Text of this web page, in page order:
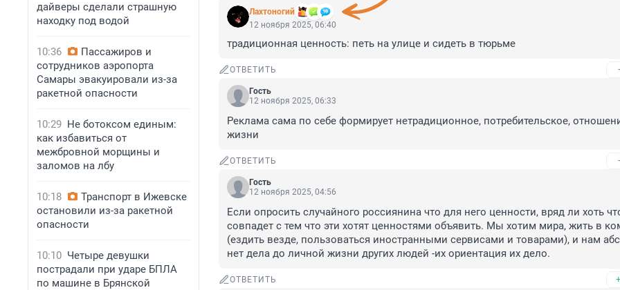
дайверы сделали страшную
находку под водой
10:36
Пассажиров и
сотрудников аэропорта
Самары эвакуировали из-за
ракетной опасности
10:29 Не ботоксом единым:
как избавиться от
межбровной морщины и
заломов на лбу
10:18
Транспорт в Ижевске
остановили из-за ракетной
опасности
10:10 Четыре девушки
пострадали при ударе БПЛА
по машине в Брянской
Лахтоногий
12 ноября 2025, 06:40
традиционная ценность: петь на улице и сидеть в тюрьме
ОТВЕТИТЬ
Гость
12 ноября 2025, 06:33
Реклама сама по себе формирует нетрадиционное, потребительское,
жизни
ОТВЕТИТЬ
Гость
12 ноября 2025, 04:56
Если опросить случайного россиянина что для него ценности, вряд ли хоть
совпадет с тем что эти хотят ценностями объявить. Мы хотим мира, жить в
(ездить везде, пользоваться иностранными сервисами и товарами), и нам
нет дела до личной жизни других людей -их ориентация их дело.
ОТВЕТИТЬ